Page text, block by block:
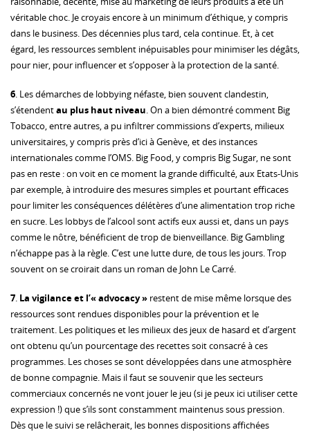
véritable choc. Je croyais encore à un minimum d’éthique, y compris
dans le business. Des décennies plus tard, cela continue. Et, à cet
égard, les ressources semblent inépuisables pour minimiser les dégâts,
pour nier, pour influencer et s’opposer à la protection de la santé.
6. Les démarches de lobbying néfaste, bien souvent clandestin,
s’étendentau plus haut niveau. On a bien démontré comment Big
Tobacco, entre autres, a pu infiltrer commissions d’experts, milieux
universitaires, y compris près d’ici à Genève, et des instances
internationales comme l’OMS. Big Food, y compris Big Sugar, ne sont
pas en reste : on voit en ce moment la grande difficulté, aux Etats-Unis
par exemple, à introduire des mesures simples et pourtant efficaces
pour limiter les conséquences délétères d’une alimentation trop riche
en sucre. Les lobbys de l’alcool sont actifs eux aussi et, dans un pays
comme le nôtre, bénéficient de trop de bienveillance. Big Gambling
n’échappe pas à la règle. C’est une lutte dure, de tous les jours. Trop
souvent on se croirait dans un roman de John Le Carré.
7. La vigilance et l’« advocacy » restent de mise même lorsque des
ressources sont rendues disponibles pour la prévention et le
traitement. Les politiques et les milieux des jeux de hasard et d’argent
ont obtenu qu’un pourcentage des recettes soit consacré à ces
programmes. Les choses se sont développées dans une atmosphère
de bonne compagnie. Mais il faut se souvenir que les secteurs
commerciaux concernés ne vont jouer le jeu (si je peux ici utiliser cette
expression !) que s’ils sont constamment maintenus sous pression.
Dès que le suivi se relâcherait, les bonnes dispositions affichées